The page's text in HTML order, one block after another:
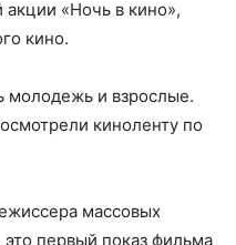
«Ночь в кино»,
кино.
молодежь и взрослые.
киноленту по
массовых
первый показ фильма